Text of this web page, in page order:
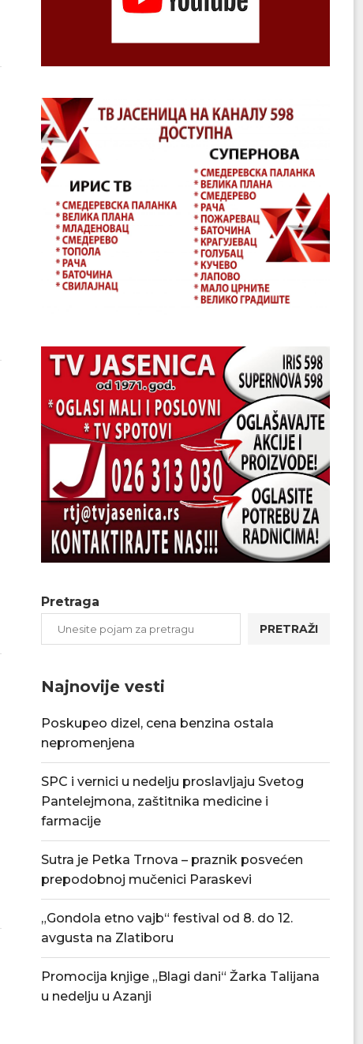
Pretraga
PRETRAŽI
Najnovije vesti
Poskupeo dizel, cena benzina ostala
nepromenjena
SPC i vernici u nedelju proslavljaju Svetog
Pantelejmona, zaštitnika medicine i
farmacije
Sutra je Petka Trnova – praznik posvećen
prepodobnoj mučenici Paraskevi
„Gondola etno vajb“ festival od 8. do 12.
avgusta na Zlatiboru
Promocija knjige „Blagi dani“ Žarka Talijana
u nedelju u Azanji